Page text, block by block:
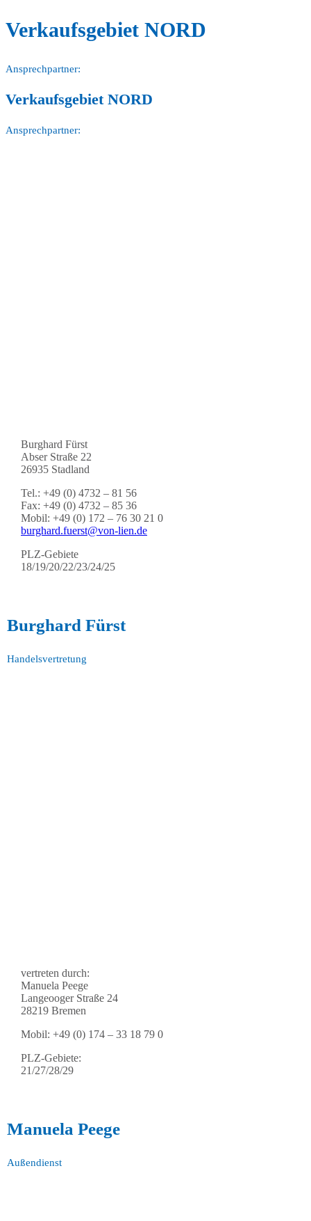
Verkaufsgebiet NORD
Ansprechpartner:
Verkaufsgebiet NORD
Ansprechpartner:
Burghard Fürst
Abser Straße 22
26935 Stadland
Tel.: +49 (0) 4732 – 81 56
Fax: +49 (0) 4732 – 85 36
Mobil: +49 (0) 172 – 76 30 21 0
burghard.fuerst@von-lien.de
PLZ-Gebiete
18/19/20/22/23/24/25
Burghard Fürst
Handelsvertretung
vertreten durch:
Manuela Peege
Langeooger Straße 24
28219 Bremen
Mobil: +49 (0) 174 – 33 18 79 0
PLZ-Gebiete:
21/27/28/29
Manuela Peege
Außendienst